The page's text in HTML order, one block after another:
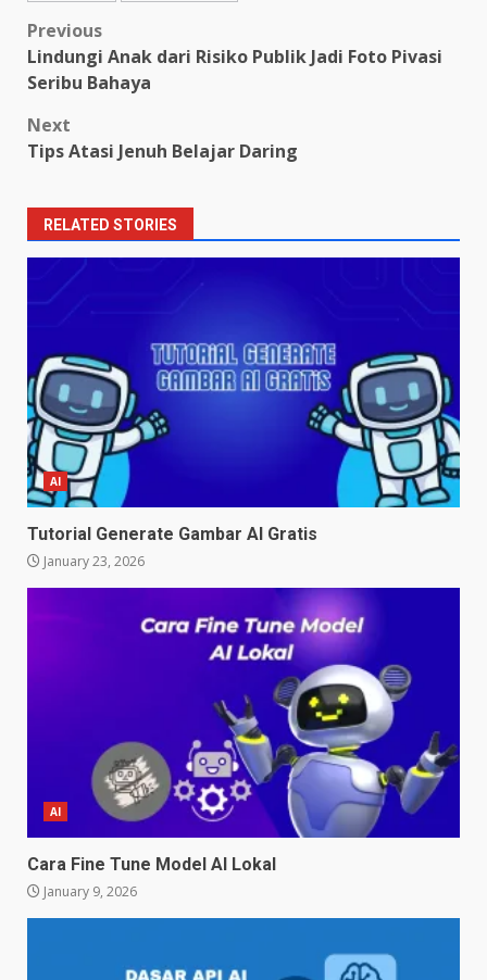
Post
navigation
Previous
Lindungi Anak dari Risiko Publik Jadi Foto Pivasi
Seribu Bahaya
Next
Tips Atasi Jenuh Belajar Daring
RELATED STORIES
AI
Tutorial Generate Gambar AI Gratis
January 23, 2026
AI
Cara Fine Tune Model AI Lokal
January 9, 2026